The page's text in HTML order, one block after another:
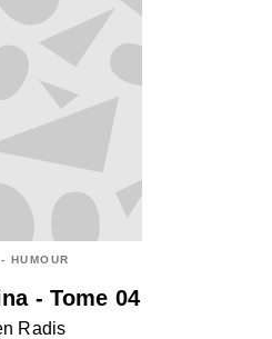
HUMOUR
- Tome 04
Radis